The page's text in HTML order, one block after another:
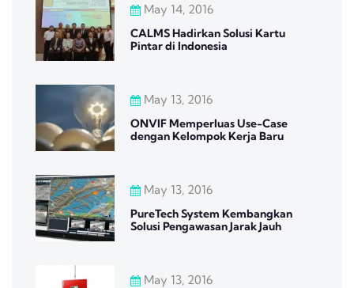
May 14, 2016
CALMS Hadirkan Solusi Kartu
Pintar di Indonesia
May 13, 2016
ONVIF Memperluas Use-Case
dengan Kelompok Kerja Baru
May 13, 2016
PureTech System Kembangkan
Solusi Pengawasan Jarak Jauh
May 13, 2016